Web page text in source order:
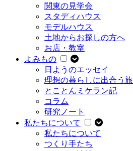
関東の見学会
スタディハウス
モデルハウス
土地からお探しの方へ
お店・教室
よみもの
日ようのエッセイ
理想の暮らしに出合う旅
とことんミケラン記
コラム
研究ノート
私たちについて
私たちについて
つくり手たち